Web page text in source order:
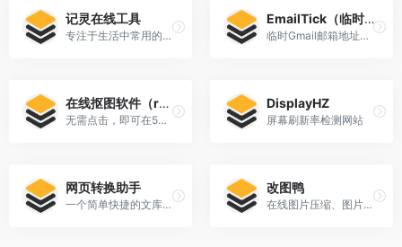
记灵在线工具
专注于生活中常用的，好用的实用性工具。
EmailTick（临时Gmail邮箱）
临时Gmail邮箱地址可以一键生成临时谷歌邮箱
在线抠图软件（remove.bg）
无需点击，即可在5秒钟内 100% 自动消除背景
DisplayHZ
屏幕刷新率检测网站
网页转换助手
一个简单快捷的文库文档下载的方法
改图鸭
在线图片压缩、图片编辑、图片格式转换工具